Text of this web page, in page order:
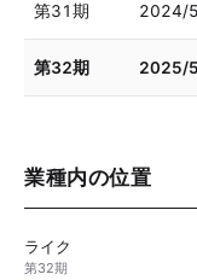
第31期 2024/5
第32期 2025/5
業種内の位置
ライク
第32期